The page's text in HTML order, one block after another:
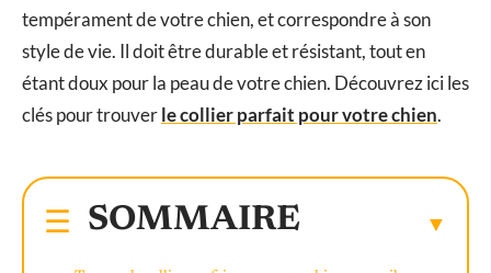
tempérament de votre chien, et correspondre à son
style de vie. Il doit être durable et résistant, tout en
étant doux pour la peau de votre chien. Découvrez ici les
clés pour trouverle collier parfait pour votre chien.
SOMMAIRE